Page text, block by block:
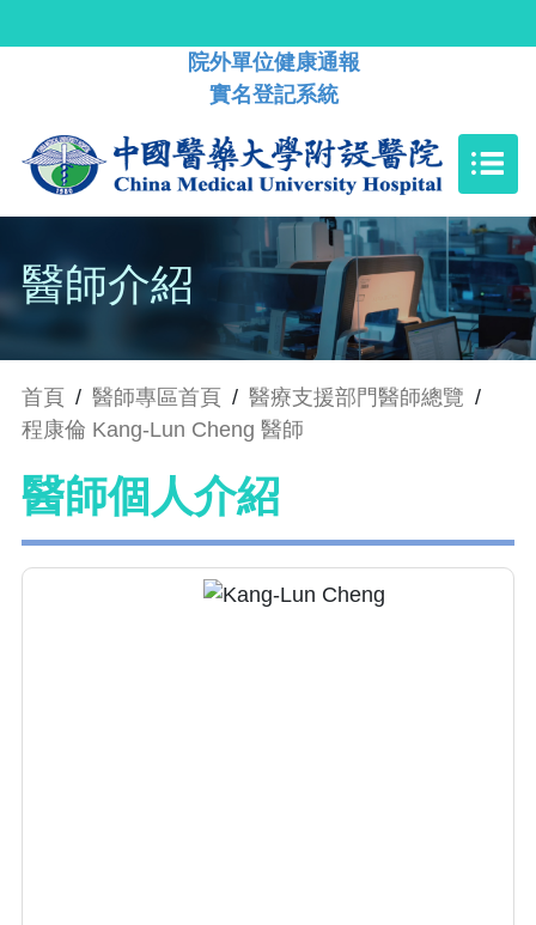
院外單位健康通報
實名登記系統
醫師介紹
首頁 / 醫師專區首頁 / 醫療支援部門醫師總覽 /
程康倫 Kang-Lun Cheng 醫師
醫師個人介紹